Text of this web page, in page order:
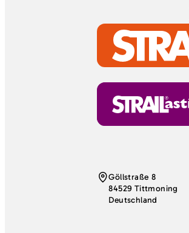
Göllstraße 8
84529 Tittmoning
Deutschland